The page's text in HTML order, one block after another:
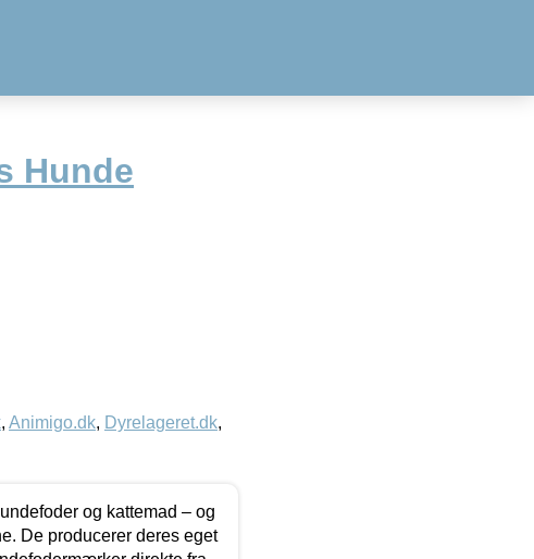
Hunde
, Animigo.dk, Dyrelageret.dk,
og kattemad – og
De producerer deres eget